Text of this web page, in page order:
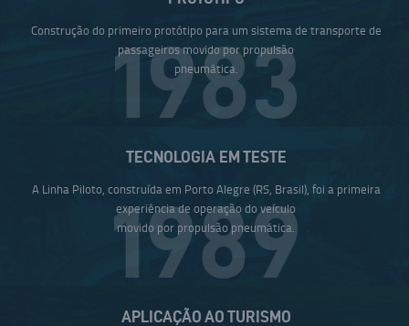
Construção do primeiro protótipo para um sistema de transporte de
passageiros movido por propulsão
pneumática.
1983
TECNOLOGIA EM TESTE
A Linha Piloto, construída em Porto Alegre (RS, Brasil), foi a primeira
experiência de operação do veículo
movido por propulsão pneumática.
1989
APLICAÇÃO AO TURISMO